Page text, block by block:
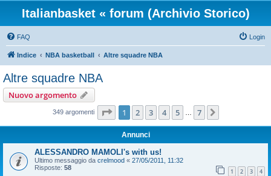
Italianbasket « forum (Archivio Storico)
FAQ Login
Indice NBA basketball Altre squadre NBA
Altre squadre NBA
Nuovo argomento
349 argomenti Pagina di
1 2 3 4 5 7
Annunci
ALESSANDRO MAMOLI's with us!
Ultimo messaggio da crelmood « 27/05/2011, 11:32
Risposte: 58 1 2 3 4